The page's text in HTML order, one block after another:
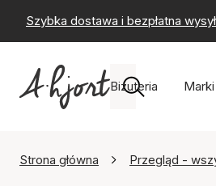
Szybka dostawa i bezpłatna
Biżuteria Marki
Strona główna Przegląd -